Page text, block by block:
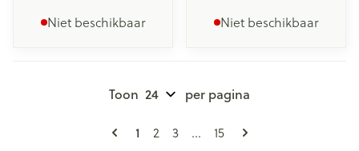
Niet beschikbaar Niet beschikbaar
Pagina's
U lees momenteel pagina
1 Pagina
2 Pagina
3 ... Pagina
15
Toon per pagina